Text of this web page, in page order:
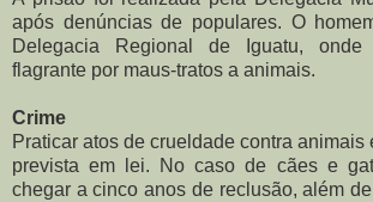
após denúncias de populares. O
Delegacia Regional de Iguatu,
flagrante por maus-tratos a animais.
Crime
Praticar atos de crueldade contra animais
prevista em lei. No caso de cães e
chegar a cinco anos de reclusão, além